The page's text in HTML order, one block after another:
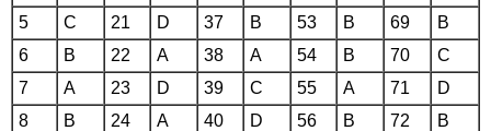
5
C 21 D 37 B 53 B 69
B
6
B 22 A 38 A 54 B 70
C
7
A 23 D 39 C 55 A 71
D
8
B 24 A 40 D 56 B 72
B